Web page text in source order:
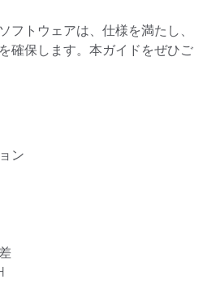
フトウェアは、仕様を満たし、
確保します。本ガイドをぜひご
ン